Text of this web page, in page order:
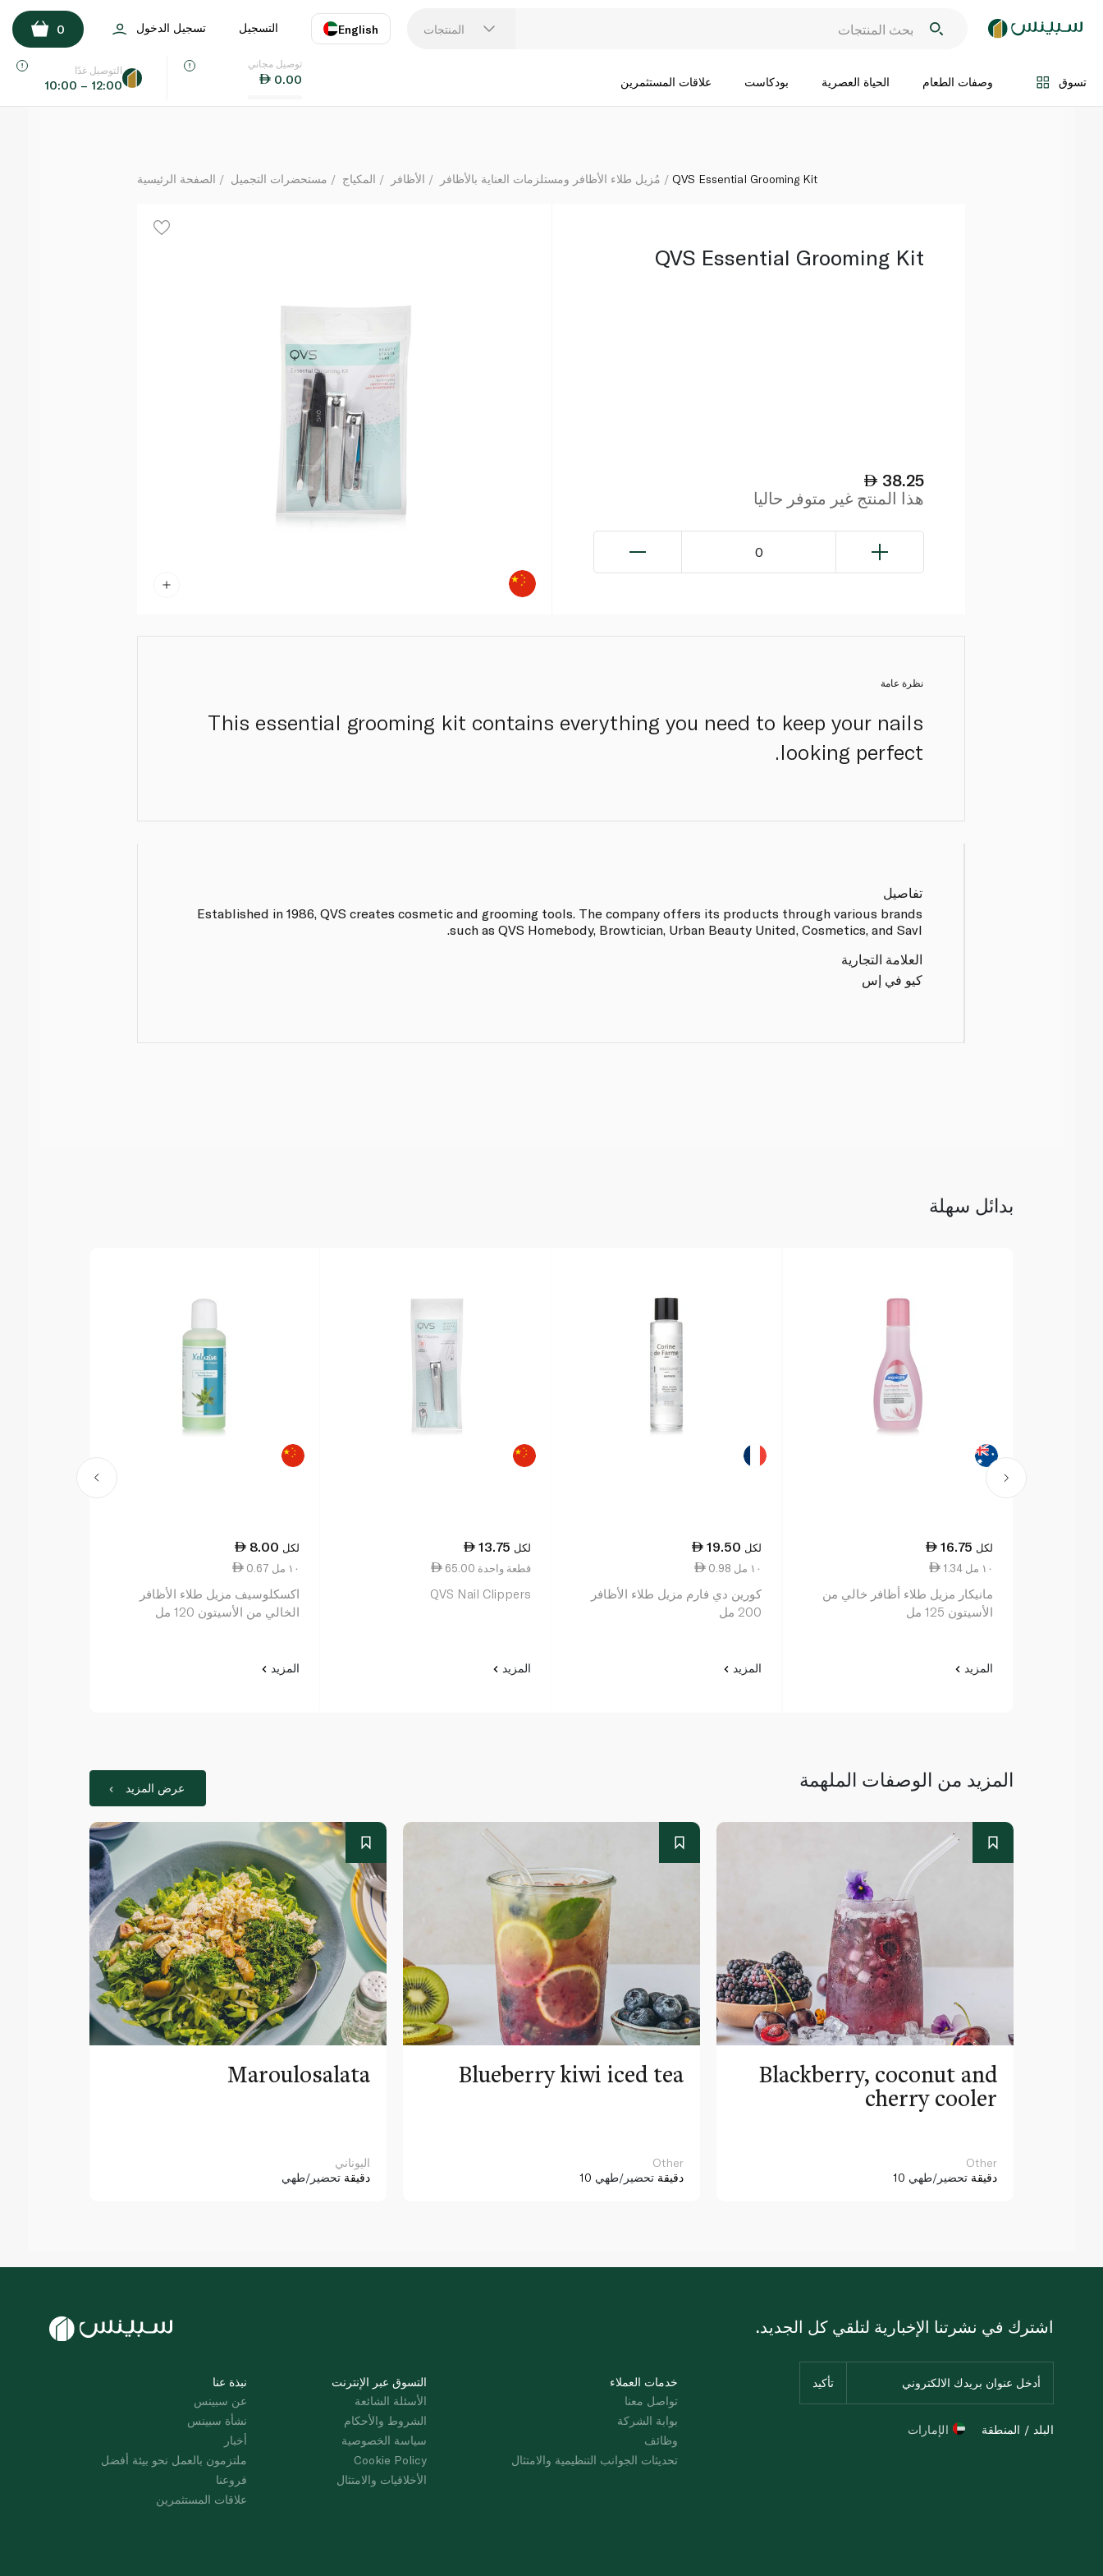
المنتجات English
اللغة
التسجيل تسجيل الدخول 0
تسوق وصفات الطعام الحياة العصرية بودكاست علاقات المستثمرين
توصيل مجاني
0.00
التوصيل غدًا
10:00 – 12:00
اضف الى السلة
الصفحة الرئيسية مستحضرات التجميل المكياج الأظافر مُزيل طلاء الأظافر ومستلزمات العناية بالأظافر QVS Essential Grooming Kit
QVS Essential Grooming Kit
38.25
هذا المنتج غير متوفر حاليا
0
نظرة عامة
This essential grooming kit contains everything you need to keep your nails
looking perfect.
تفاصيل
Established in 1986, QVS creates cosmetic and grooming tools. The company offers its products through various brands
such as QVS Homebody, Browtician, Urban Beauty United, Cosmetics, and Savl.
العلامة التجارية
كيو في إس
بدائل سهلة
16.75 لكل
1.34 ١٠ مل
مانيكار مزيل طلاء أظافر خالي من
الأسيتون 125 مل
المزيد
19.50 لكل
0.98 ١٠ مل
كورين دي فارم مزيل طلاء الأظافر
200 مل
المزيد
13.75 لكل
65.00 قطعة واحدة
QVS Nail Clippers
المزيد
8.00 لكل
0.67 ١٠ مل
اكسكلوسيف مزيل طلاء الأظافر
الخالي من الأسيتون 120 مل
المزيد
المزيد من الوصفات الملهمة عرض المزيد
Maroulosalata
اليوناني
دقيقة تحضير/طهي
Blueberry kiwi iced tea
Other
10 دقيقة تحضير/طهي
Blackberry, coconut and
cherry cooler
Other
10 دقيقة تحضير/طهي
نبذة عنا
عن سبينس
نشأة سبينس
أخبار
ملتزمون بالعمل نحو بيئة أفضل
فروعنا
علاقات المستثمرين
التسوق عبر الإنترنت
الأسئلة الشائعة
الشروط والأحكام
سياسة الخصوصية
Cookie Policy
الأخلاقيات والامتثال
خدمات العملاء
تواصل معنا
بوابة الشركة
وظائف
تحديثات الجوانب التنظيمية والامتثال
اشترك في نشرتنا الإخبارية لتلقي كل الجديد.
البلد / المنطقة الإمارات